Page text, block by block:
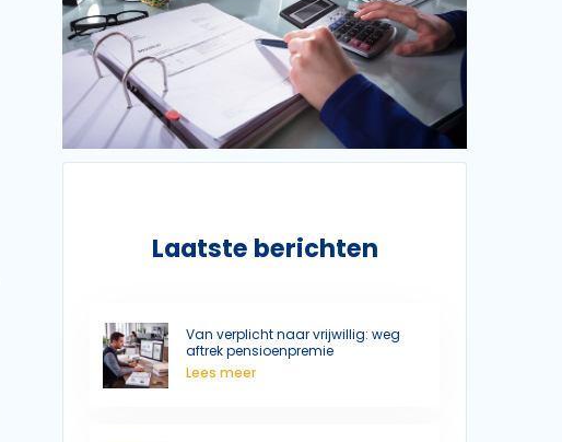
Laatste berichten
Van verplicht naar vrijwillig: weg
aftrek pensioenpremie
Lees meer